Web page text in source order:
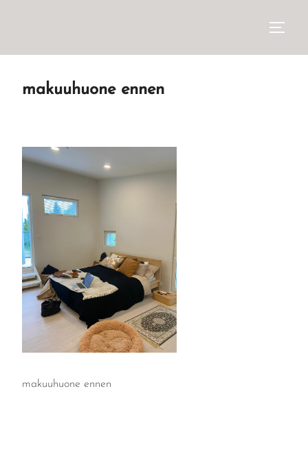
makuuhuone ennen
makuuhuone ennen